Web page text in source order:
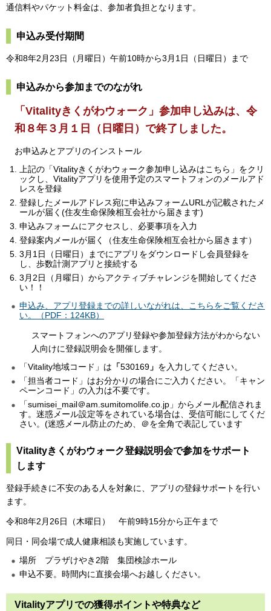
通信料やパケット料金は、参加者負担となります。
申込み受付期間
令和8年2月23日（月曜日）午前10時から3月1日（日曜日）まで
申込みから参加までのながれ
「Vitalityきくがわウォーク」参加申し込みは、令
和８年３月１日（日曜日）で終了しました。
お申込みとアプリのインストール
上記の「Vitalityきくがわウォーク参加申し込みはこちら」をクリ
ックし、Vitalityアプリを使用予定のスマートフォンのメールアド
レスを登録
登録したメールアドレス宛に申込みフォームURLが記載されたメ
ールが届く(住友生命保険相互会社から届きます)
申込みフォームにアクセスし、必要事項を入力
登録案内メールが届く（住友生命保険相互会社から届きます）
3月1日（日曜日）までにアプリをダウンロードし会員登録を
し、歩数計測アプリと接続する
3月2日（月曜日）からアクティブチャレンジを開始してくださ
い！！
申込み、アプリ登録までの詳しいながれは、こちらをご覧くださ
い。（PDF：124KB）
スマートフォンへのアプリ登録や参加登録方法がわからない
人向けに登録説明会を開催します。
「Vitality地域コード」は 「530169 」 を入力してください。
「担当者コード」はお分かりの場合にご入力ください。「キャン
ペーンコード」の入力は不要です。
「sumisei_mail＠am.sumitomolife.co.jp」からメール配信されま
す。迷惑メール設定等をされている場合は、受信可能にしてくだ
さい。(迷惑メール防止のため、＠を全角で表記しています
Vitalityきくがわウォーク登録説明会で参加をサポート
します
登録手続きに不安のある人を対象に、アプリの登録サポートを行い
ます。
令和8年2月26日（木曜日） 午前9時15分から正午まで
同日・同会場で成人健康相談も実施しています。
場所 プラザけやき2階 集団検診ホール
申込不要。時間内に直接会場へお越しください。
Vitalityアプリでの獲得ポイントや特典など